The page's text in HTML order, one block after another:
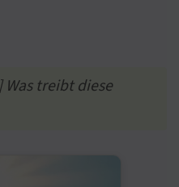
treibt diese